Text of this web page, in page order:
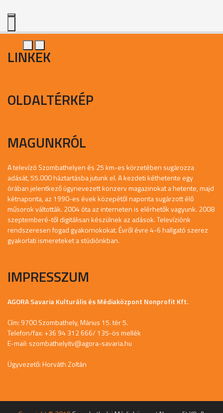
LINKEK
OLDALTÉRKÉP
MAGUNKRÓL
A televízó Szombathelyen és 25 km-es körzetében sugározza
adását, 55.000 háztartásba jutunk el. A kezdeti kéthetente egy
órában jelentkező úgynevezett konzerv magazinokat a hetente, majd
kétnaponta, az 1990-es évek közepétől naponta sugárzott élő
műsorok váltották. 2004 óta az interneten is elérhetők vagyunk. 2008
szeptemberé-től digitálisan készülnek az adások. Televíziónk
rendszeresen fogad gyakornokokat. Évről évre 4-6 hallgató szerez
gyakorlati ismereteket a stúdiónkban.
IMPRESSZUM
AGORA Savaria Kulturális és Médiaközpont Nonprofit Kft.
Cím: 9700 Szombathely, Márius 15. tér 5.
Telefon/fax: +36 94 312 666/ 135-ös mellék
E-mail: szombathelyitv@agora-savaria.hu
Ügyvezető: Horváth Zoltán